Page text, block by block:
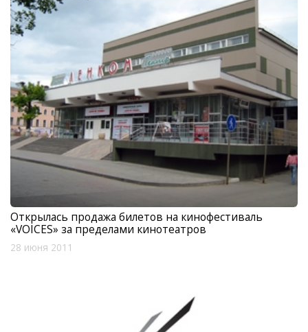
Открылась продажа билетов на кинофестиваль
«VOICES» за пределами кинотеатров
28 июня 2011